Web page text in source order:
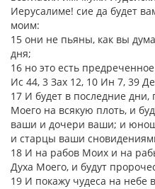
Иерусалиме! сие да будет
моим:
15 они не пьяны, как вы
дня;
16 но это есть
Ис 44, 3 Зах 12, 10 Ин 7, 39
17 И будет в последние дни,
Моего на всякую плоть, и
ваши и дочери ваши; и
и старцы ваши
18 И на рабов Моих и на
Духа Моего, и будут
19 И покажу чудеса на небе